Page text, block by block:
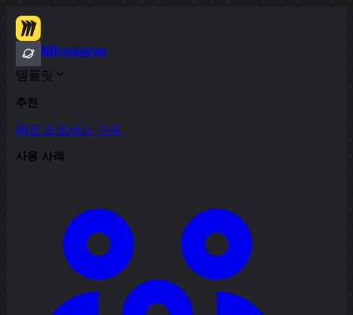
Miroverse
템플릿
추천
AI로 프로세스 가속
사용 사례